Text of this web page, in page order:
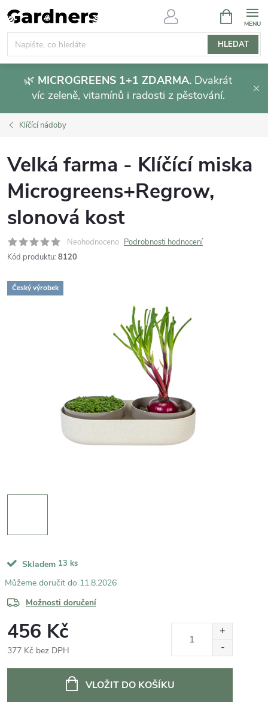
Přejít
na
obsah
HLEDAT
NÁKUPNÍ
KOŠÍK
🌿 MICROGREENS 1+1 ZDARMA. Dvakrát
víc zeleně, vitamínů i radosti z pěstování.
Klíčící nádoby
Velká farma - Klíčící miska
Microgreens+Regrow,
slonová kost
Neohodnoceno Podrobnosti hodnocení
Kód produktu: 8120
Český výrobek
Skladem 13 ks
11.8.2026
Možnosti doručení
456 Kč
377 Kč bez DPH
VLOŽIT DO KOŠÍKU